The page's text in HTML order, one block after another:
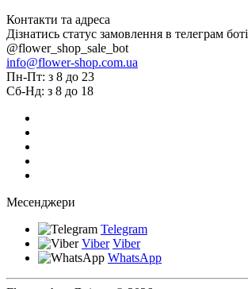
Контакти та адреса
Дізнатись статус замовлення в телеграм боті
@flower_shop_sale_bot
info@flower-shop.com.ua
Пн-Пт: з 8 до 23
Сб-Нд: з 8 до 18
Месенджери
Telegram
Viber Viber
WhatsApp